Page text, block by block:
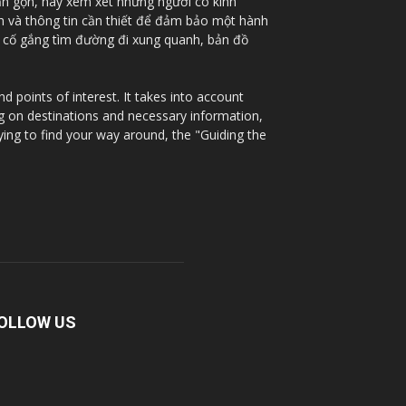
thông tin cần thiết để đảm bảo một hành
gắng tìm đường đi xung quanh, bản đồ
points of interest. It takes into account
on destinations and necessary information,
to find your way around, the "Guiding the
US